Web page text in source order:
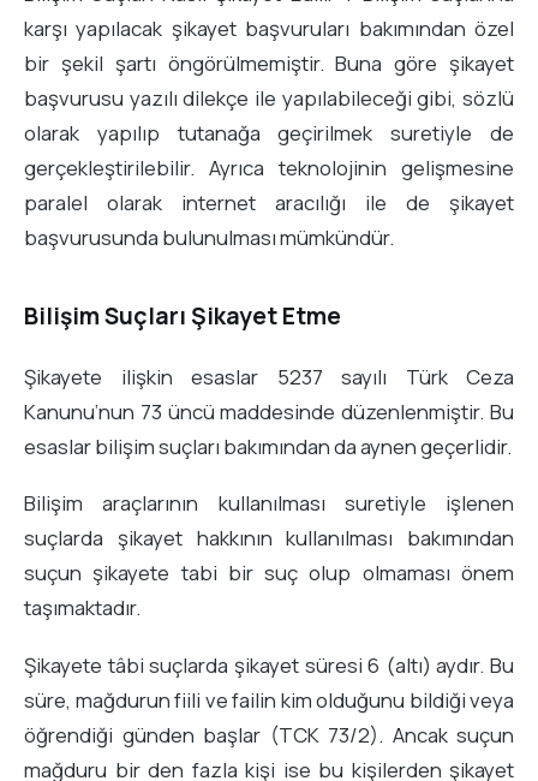
karşı yapılacak şikayet başvuruları bakımından özel
bir şekil şartı öngörülmemiştir. Buna göre şikayet
başvurusu yazılı dilekçe ile yapılabileceği gibi, sözlü
olarak yapılıp tutanağa geçirilmek suretiyle de
gerçekleştirilebilir. Ayrıca teknolojinin gelişmesine
paralel olarak internet aracılığı ile de şikayet
başvurusunda bulunulması mümkündür.
Bilişim Suçları Şikayet Etme
Şikayete ilişkin esaslar 5237 sayılı Türk Ceza
Kanunu’nun 73 üncü maddesinde düzenlenmiştir. Bu
esaslar bilişim suçları bakımından da aynen geçerlidir.
Bilişim araçlarının kullanılması suretiyle işlenen
suçlarda şikayet hakkının kullanılması bakımından
suçun şikayete tabi bir suç olup olmaması önem
taşımaktadır.
Şikayete tâbi suçlarda şikayet süresi 6 (altı) aydır. Bu
süre, mağdurun fiili ve failin kim olduğunu bildiği veya
öğrendiği günden başlar (TCK 73/2). Ancak suçun
mağduru bir den fazla kişi ise bu kişilerden şikayet